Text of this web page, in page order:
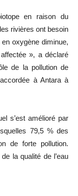
en raison du
rivières ont besoin
en oxygène diminue,
», a déclaré
de la pollution de
à Antara à
s’est amélioré par
79,5 % des
de forte pollution.
la qualité de l’eau